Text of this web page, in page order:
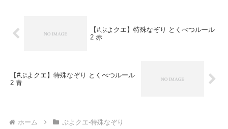
【#ぷよクエ】特殊なぞり とくべつルール
2 赤
【#ぷよクエ】特殊なぞり とくべつルール
2 青
ホーム ぷよクエ-特殊なぞり